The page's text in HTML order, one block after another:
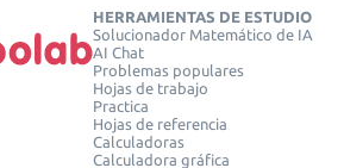
HERRAMIENTAS DE ESTUDIO
Solucionador Matemático de IA
AI Chat
Problemas populares
Hojas de trabajo
Practica
Hojas de referencia
Calculadoras
Calculadora gráfica